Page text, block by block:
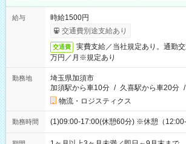
給与
時給1500円
交通費別途支給あり
交通費
実費支給／当社規定あり。通勤
万円／月※規定あり
勤務地
埼玉県加須市
加須駅から車10分 / 久喜駅から車20分 /
物流・ロジスティクス
勤務時間 (1)09:00-17:00(休憩60分) ※休憩（